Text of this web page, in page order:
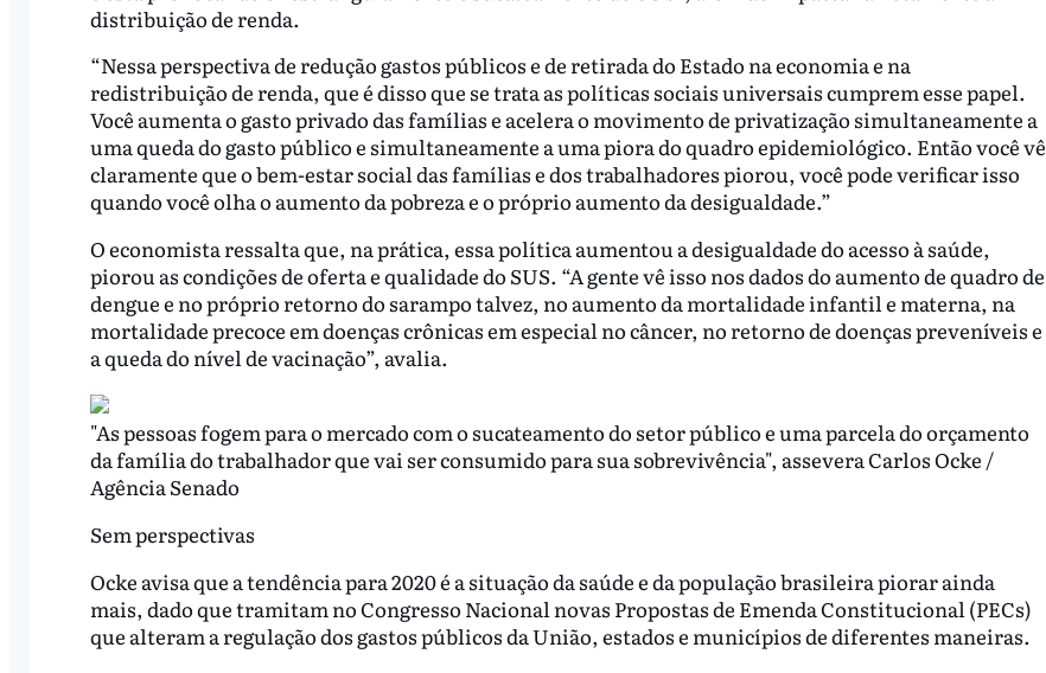
distribuição de renda.
“Nessa perspectiva de redução gastos públicos e de retirada do Estado na economia e na
redistribuição de renda, que é disso que se trata as políticas sociais universais cumprem esse papel.
Você aumenta o gasto privado das famílias e acelera o movimento de privatização simultaneamente a
uma queda do gasto público e simultaneamente a uma piora do quadro epidemiológico. Então você vê
claramente que o bem-estar social das famílias e dos trabalhadores piorou, você pode verificar isso
quando você olha o aumento da pobreza e o próprio aumento da desigualdade.”
O economista ressalta que, na prática, essa política aumentou a desigualdade do acesso à saúde,
piorou as condições de oferta e qualidade do SUS. “A gente vê isso nos dados do aumento de quadro de
dengue e no próprio retorno do sarampo talvez, no aumento da mortalidade infantil e materna, na
mortalidade precoce em doenças crônicas em especial no câncer, no retorno de doenças preveníveis e
a queda do nível de vacinação”, avalia.
"As pessoas fogem para o mercado com o sucateamento do setor público e uma parcela do orçamento
da família do trabalhador que vai ser consumido para sua sobrevivência", assevera Carlos Ocke /
Agência Senado
Sem perspectivas
Ocke avisa que a tendência para 2020 é a situação da saúde e da população brasileira piorar ainda
mais, dado que tramitam no Congresso Nacional novas Propostas de Emenda Constitucional (PECs)
que alteram a regulação dos gastos públicos da União, estados e municípios de diferentes maneiras.